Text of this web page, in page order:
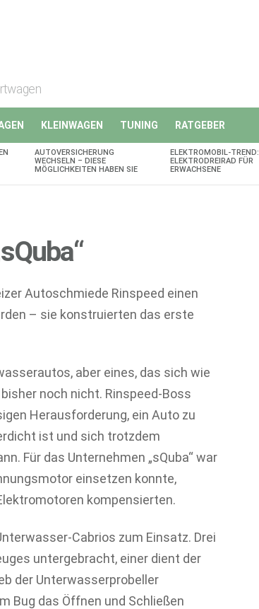
KLEINWAGEN TUNING RATGEBER
AUTOVERSICHERUNG
WECHSELN – DIESE
MÖGLICHKEITEN HABEN SIE
ELEKTROMOBIL-TREND:
ELEKTRODREIRAD FÜR
ERWACHSENE
Autoschmiede Rinspeed einen
– sie konstruierten das erste
aber eines, das sich wie
noch nicht. Rinspeed-Boss
Herausforderung, ein Auto zu
ist und sich trotzdem
Für das Unternehmen „sQuba“ war
einsetzen konnte,
kompensierten.
Cabrios zum Einsatz. Drei
untergebracht, einer dient der
der Unterwasserprobeller
Bug das Öffnen und Schließen